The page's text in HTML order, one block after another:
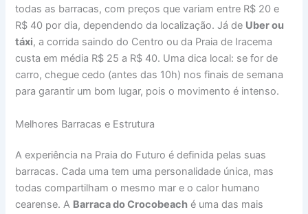
todas as barracas, com preços que variam entre R$ 20 e
R$ 40 por dia, dependendo da localização. Já de Uber ou
táxi, a corrida saindo do Centro ou da Praia de Iracema
custa em média R$ 25 a R$ 40. Uma dica local: se for de
carro, chegue cedo (antes das 10h) nos finais de semana
para garantir um bom lugar, pois o movimento é intenso.
Melhores Barracas e Estrutura
A experiência na Praia do Futuro é definida pelas suas
barracas. Cada uma tem uma personalidade única, mas
todas compartilham o mesmo mar e o calor humano
cearense. A Barraca do Crocobeach é uma das mais